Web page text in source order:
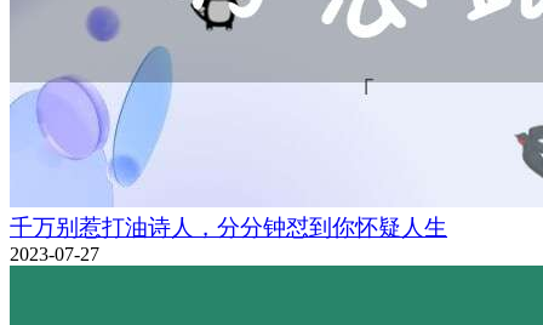
千万别惹打油诗人，分分钟怼到你怀疑人生
2023-07-27